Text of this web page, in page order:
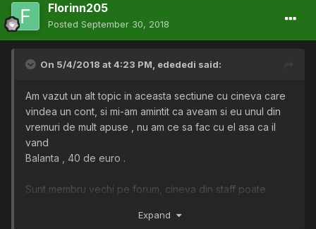
Florinn205
Posted September 30, 2018
On 5/4/2018 at 4:23 PM, edededi said:
Am vazut un alt topic in aceasta sectiune cu cineva care
vindea un cont, si mi-am amintit ca aveam si eu unul din
vremuri de mult apuse , nu am ce sa fac cu el asa ca il
vand
Balanta , 40 de euro .
Sunt membru vechi pe forum, cineva din staff poate
Expand